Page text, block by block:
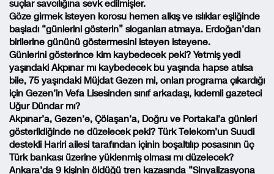
suçlar savcılığına sevk edilmişler.
Göze girmek isteyen korosu hemen alkış ve ıslıklar eşliğinde
başladı “günlerini gösterin” sloganları atmaya. Erdoğan’dan
birilerine gününü göstermesini isteyen isteyene.
Günlerini gösterince kim kaybedecek peki? Yetmiş yedi
yaşındaki Akpınar mı kaybedecek bu yaşında hapse atılsa
bile, 75 yaşındaki Müjdat Gezen mi, onları programa çıkardığı
için Gezen’in Vefa Lisesinden sınıf arkadaşı, kıdemli gazeteci
Uğur Dündar mı?
Akpınar’a, Gezen’e, Çölaşan’a, Doğru ve Portakal’a günleri
gösterildiğinde ne düzelecek peki? Türk Telekom’un Suudi
destekli Hariri ailesi tarafından içinin boşaltılıp posasının üç
Türk bankası üzerine yüklenmiş olması mı düzelecek?
Ankara’da 9 kişinin öldüğü tren kazasında “Sinyalizasyona